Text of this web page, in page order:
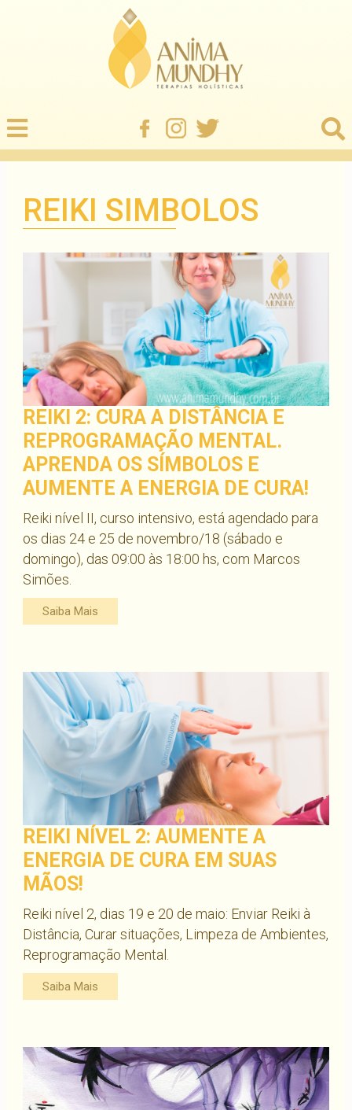
REIKI SIMBOLOS
REIKI 2: CURA A DISTÂNCIA E
REPROGRAMAÇÃO MENTAL.
APRENDA OS SÍMBOLOS E
AUMENTE A ENERGIA DE CURA!
Reiki nível II, curso intensivo, está agendado para
os dias 24 e 25 de novembro/18 (sábado e
domingo), das 09:00 às 18:00 hs, com Marcos
Simões.
Saiba Mais
REIKI NÍVEL 2: AUMENTE A
ENERGIA DE CURA EM SUAS
MÃOS!
Reiki nível 2, dias 19 e 20 de maio: Enviar Reiki à
Distância, Curar situações, Limpeza de Ambientes,
Reprogramação Mental.
Saiba Mais